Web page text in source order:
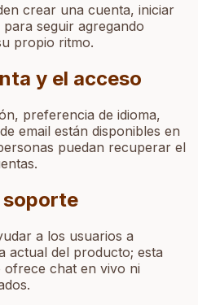
crear una cuenta, iniciar
seguir agregando
propio ritmo.
y el acceso
preferencia de idioma,
email están disponibles en
puedan recuperar el
a los usuarios a
actual del producto; esta
ofrece chat en vivo ni